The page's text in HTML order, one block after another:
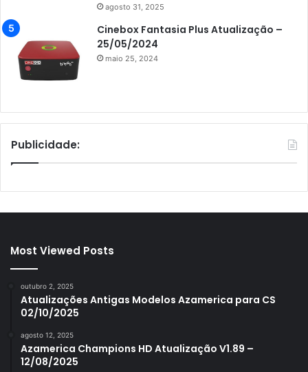
agosto 31, 2025
Cinebox Fantasia Plus Atualização –
25/05/2024
maio 25, 2024
Publicidade:
Most Viewed Posts
outubro 2, 2025
Atualizações Antigas Modelos Azamerica para CS
02/10/2025
agosto 12, 2025
Azamerica Champions HD Atualização V1.89 –
12/08/2025